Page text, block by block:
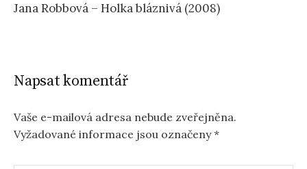
Jana Robbová – Holka bláznivá (2008)
Napsat komentář
Vaše e-mailová adresa nebude zveřejněna.
Vyžadované informace jsou označeny*